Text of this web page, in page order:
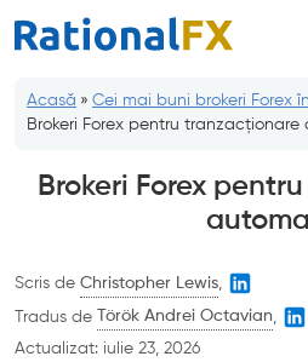
Sari
la
Acasă » Cei mai buni brokeri Forex
Brokeri Forex pentru
Brokeri Forex
Scris de Christopher Lewis
Tradus de
Török Andrei Octavian
Actualizat: iulie 23, 2026